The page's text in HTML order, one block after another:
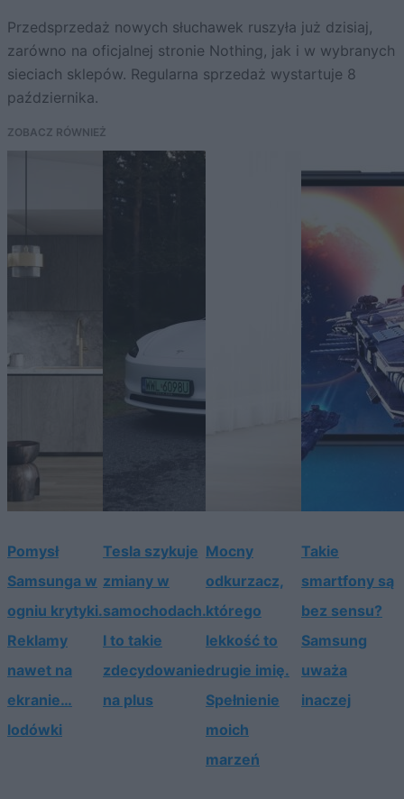
Przedsprzedaż nowych słuchawek ruszyła już dzisiaj,
zarówno na oficjalnej stronie Nothing, jak i w wybranych
sieciach sklepów. Regularna sprzedaż wystartuje 8
października.
ZOBACZ RÓWNIEŻ
Pomysł
Samsunga w
ogniu krytyki.
Reklamy
nawet na
ekranie…
lodówki
Tesla szykuje
zmiany w
samochodach.
I to takie
zdecydowanie
na plus
Mocny
odkurzacz,
którego
lekkość to
drugie imię.
Spełnienie
moich
marzeń
Takie
smartfony są
bez sensu?
Samsung
uważa
inaczej